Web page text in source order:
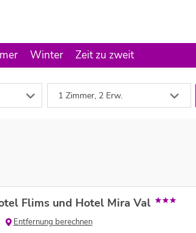
Winter Zeit zu zweit
1 Zimmer, 2 Erw.
Flims und Hotel Mira Val
Entfernung berechnen